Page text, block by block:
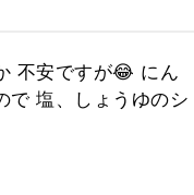
不安ですが😂 にん
で 塩、しょうゆのシ